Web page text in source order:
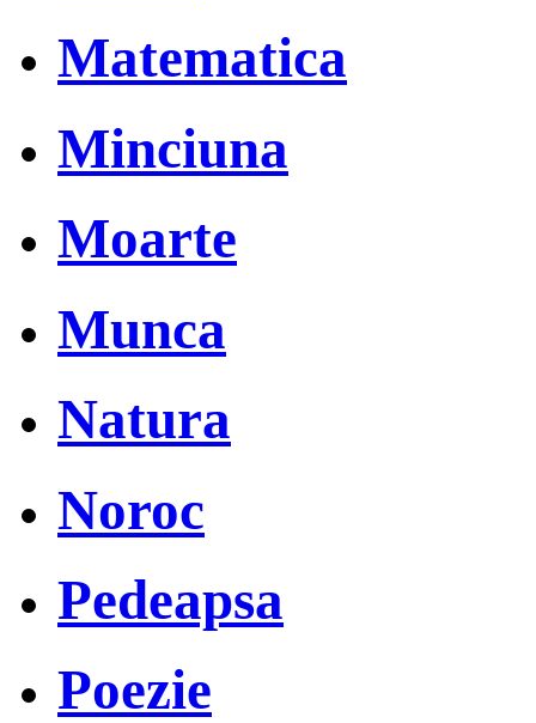
Matematica
Minciuna
Moarte
Munca
Natura
Noroc
Pedeapsa
Poezie